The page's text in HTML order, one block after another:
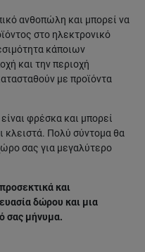
ανθοπώλη και μπορεί να
στο ηλεκτρονικό
κάποιων
και την περιοχή
με προϊόντα
φρέσκα και μπορεί
κλειστά. Πολύ σύντομα θα
σας για μεγαλύτερο
και
δώρου και μια
σας μήνυμα.